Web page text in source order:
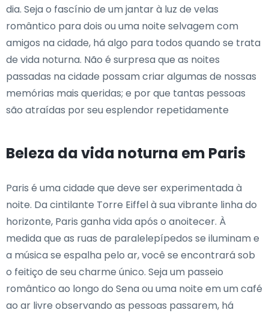
dia. Seja o fascínio de um jantar à luz de velas
romântico para dois ou uma noite selvagem com
amigos na cidade, há algo para todos quando se trata
de vida noturna. Não é surpresa que as noites
passadas na cidade possam criar algumas de nossas
memórias mais queridas; e por que tantas pessoas
são atraídas por seu esplendor repetidamente
Beleza da vida noturna em Paris
Paris é uma cidade que deve ser experimentada à
noite. Da cintilante Torre Eiffel à sua vibrante linha do
horizonte, Paris ganha vida após o anoitecer. À
medida que as ruas de paralelepípedos se iluminam e
a música se espalha pelo ar, você se encontrará sob
o feitiço de seu charme único. Seja um passeio
romântico ao longo do Sena ou uma noite em um café
ao ar livre observando as pessoas passarem, há